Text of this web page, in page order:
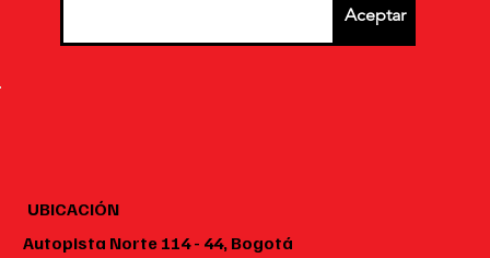
Aceptar
UBICACIÓN
Autopista Norte 114 - 44, Bogotá